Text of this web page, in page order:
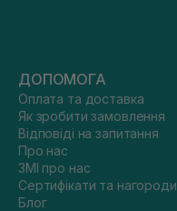
ДОПОМОГА
Оплата та доставка
Як зробити замовлення
Відповіді на запитання
Про нас
ЗМІ про нас
Сертифікати та нагороди
Блог